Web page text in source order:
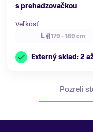
s prehadzovačkou
Veľkosť
L
179 - 189 cm
Externý sklad: 2
Pozreli